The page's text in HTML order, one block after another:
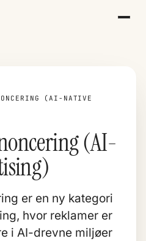
(AI-NATIVE
(AI-
er en ny kategori
hvor reklamer er
i AI-drevne miljøer